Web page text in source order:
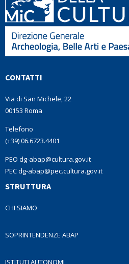
CONTATTI
Via di San Michele, 22
00153 Roma
Telefono
(+39) 06.6723.4401
PEO dg-abap@cultura.gov.it
PEC dg-abap@pec.cultura.gov.it
STRUTTURA
CHI SIAMO
SOPRINTENDENZE ABAP
ISTITUTI AUTONOMI